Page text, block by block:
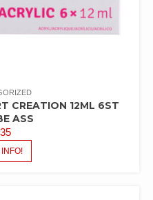
CREATION 12ML 6ST
ASS